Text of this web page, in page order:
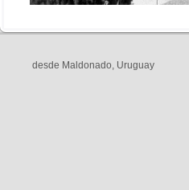
desde Maldonado, Uruguay